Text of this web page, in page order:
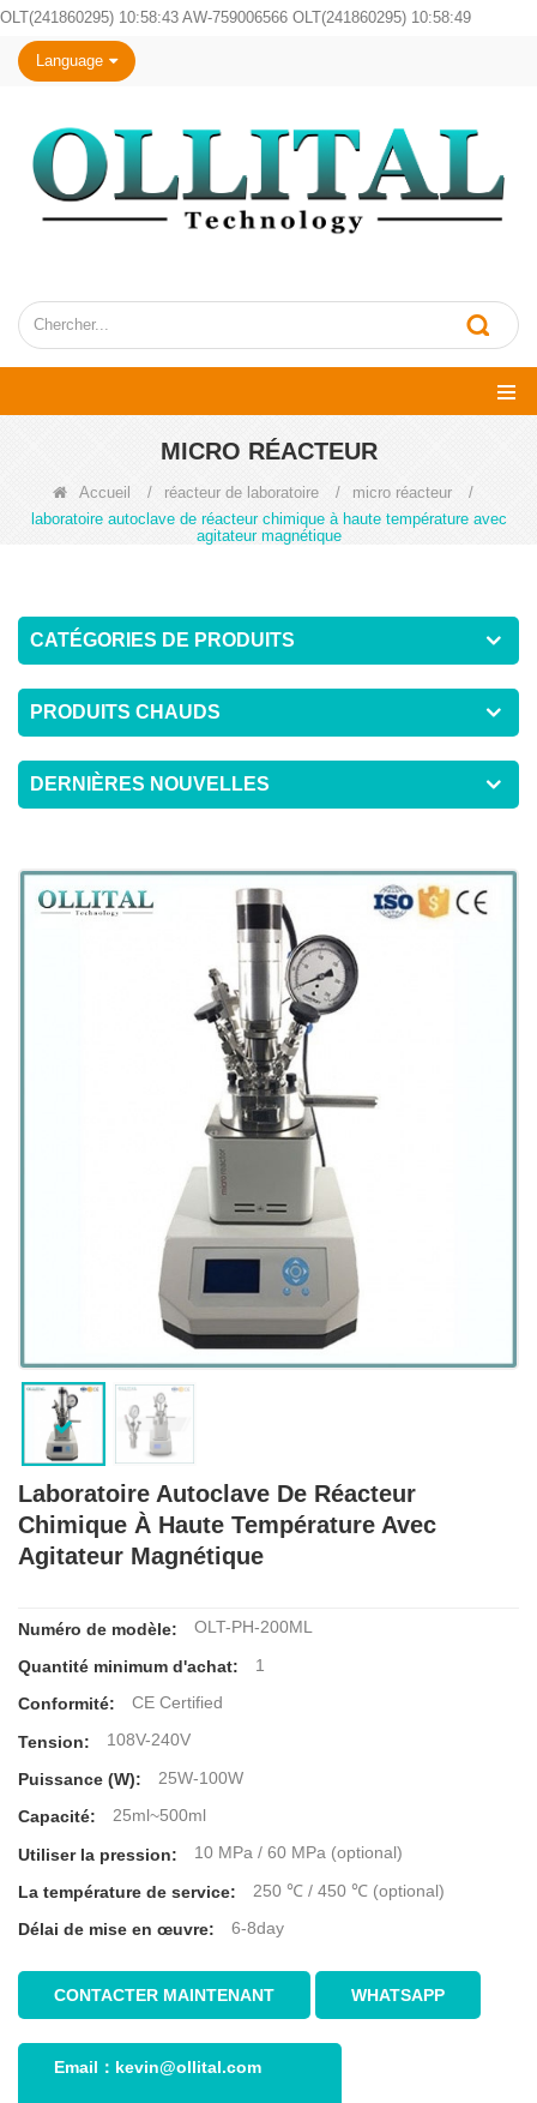
OLT(241860295) 10:58:43 AW-759006566 OLT(241860295) 10:58:49
Language
MICRO RÉACTEUR
Accueil / réacteur de laboratoire / micro réacteur
/
laboratoire autoclave de réacteur chimique à haute température avec
agitateur magnétique
CATÉGORIES DE PRODUITS
PRODUITS CHAUDS
DERNIÈRES NOUVELLES
Laboratoire Autoclave De Réacteur
Chimique À Haute Température Avec
Agitateur Magnétique
Numéro de modèle: OLT-PH-200ML
Quantité minimum d'achat: 1
Conformité: CE Certified
Tension: 108V-240V
Puissance (W): 25W-100W
Capacité: 25ml~500ml
Utiliser la pression: 10 MPa / 60 MPa (optional)
La température de service: 250 ℃ / 450 ℃ (optional)
Délai de mise en œuvre: 6-8day
CONTACTER MAINTENANT WHATSAPP
Email： kevin@ollital.com